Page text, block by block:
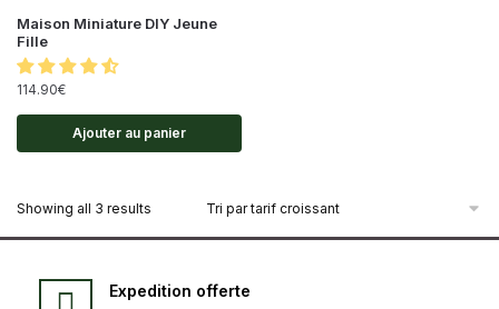
Maison Miniature DIY Jeune
Fille
114.90€
Ajouter au panier
Showing all 3 results
Expedition offerte